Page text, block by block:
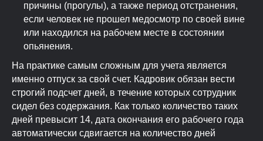
причины (прогулы), а также период отстранения,
если человек не прошел медосмотр по своей вине
или находился на рабочем месте в состоянии
опьянения.
На практике самым сложным для учета является
именно отпуск за свой счет. Кадровик обязан вести
строгий подсчет дней, в течение которых сотрудник
сидел без содержания. Как только количество таких
дней превысит 14, дата окончания его рабочего года
автоматически сдвигается на количество дней